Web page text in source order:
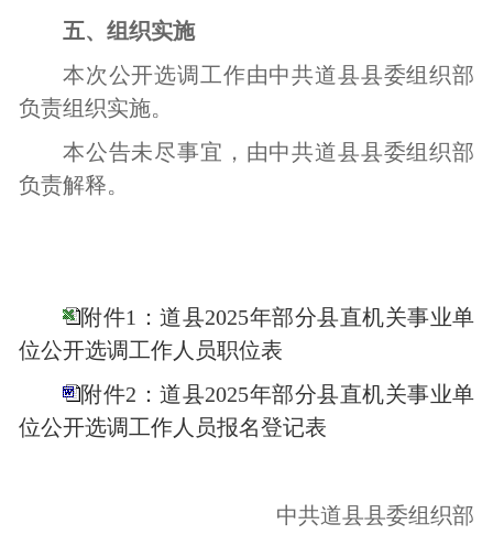
五、组织实施
本次公开选调工作由中共道县县委组织部
负责组织实施。
本公告未尽事宜，由中共道县县委组织部
负责解释。
附件1：道县2025年部分县直机关事业单
位公开选调工作人员职位表
附件2：道县2025年部分县直机关事业单
位公开选调工作人员报名登记表
中共道县县委组织部